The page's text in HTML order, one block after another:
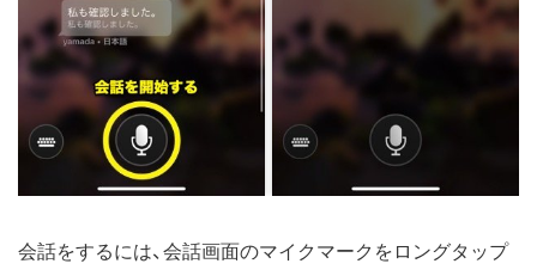
会話をするには、会話画面のマイクマークをロングタップ